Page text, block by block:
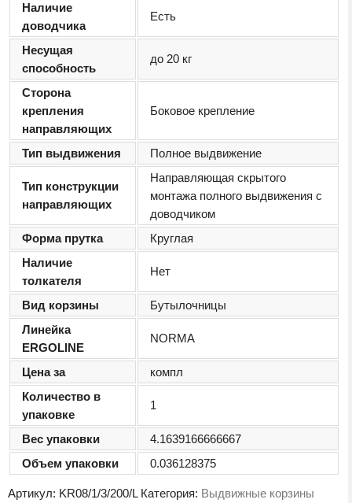
Наличие
доводчика
Есть
Несущая
способность
до 20 кг
Сторона
крепления
направляющих
Боковое крепление
Тип выдвижения Полное выдвижение
Тип конструкции
направляющих
Направляющая скрытого
монтажа полного выдвижения с
доводчиком
Форма прутка
Круглая
Наличие
толкателя
Нет
Вид корзины
Бутылочницы
Линейка
ERGOLINE
NORMA
Цена за
компл
Количество в
упаковке
1
Вес упаковки
4.1639166666667
Объем упаковки
0.036128375
Артикул: KR08/1/3/200/L Категория: Выдвижные корзины